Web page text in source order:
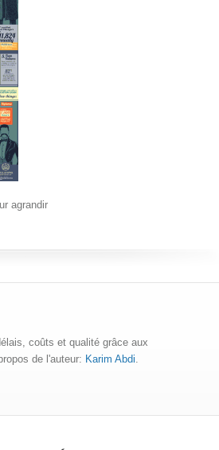
agrandir
coûts et qualité grâce aux
propos de l'auteur: Karim Abdi